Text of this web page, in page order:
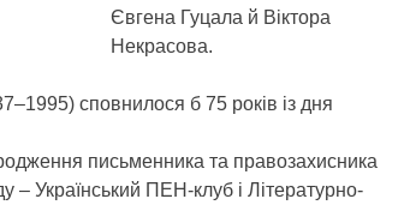
Євгена Гуцала й Віктора
Некрасова.
сповнилося б 75 років із дня
письменника та правозахисника
– Український ПЕН-клуб і Літературно-